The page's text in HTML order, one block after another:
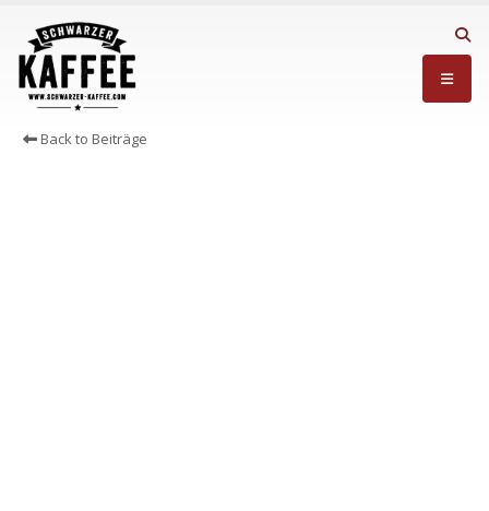
Back to Beiträge